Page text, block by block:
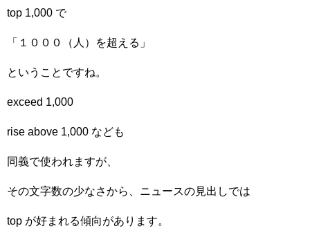
top 1,000 で
「１０００（人）を超える」
ということですね。
exceed 1,000
rise above 1,000 なども
同義で使われますが、
その文字数の少なさから、ニュースの見出しでは
top が好まれる傾向があります。